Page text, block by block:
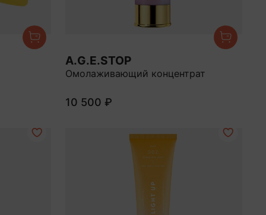
A.G.E.STOP
Омолаживающий концентрат
10 500 ₽